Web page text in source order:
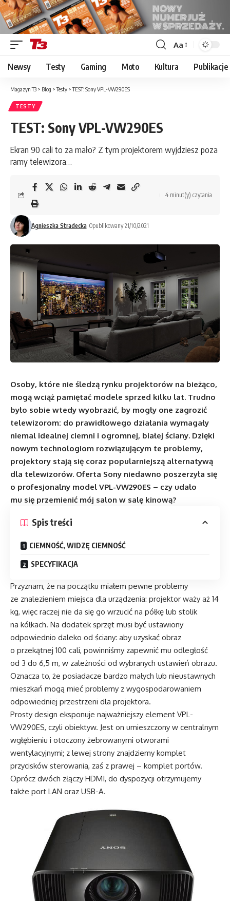
Font
Resizer
Aa
Newsy Testy Gaming Moto Kultura Publikacje
Magazyn T3 > Blog >Testy >TEST: Sony VPL-VW290ES
TESTY
TEST: Sony VPL-VW290ES
Ekran 90 cali to za mało? Z tym projektorem wyjdziesz poza
ramy telewizora…
Agnieszka Stradecka Opublikowany 21/10/2021
4 minut(y) czytania
Osoby, które nie śledzą rynku projektorów na bieżąco,
mogą wciąż pamiętać modele sprzed kilku lat. Trudno
było sobie wtedy wyobrazić, by mogły one zagrozić
telewizorom: do prawidłowego działania wymagały
niemal idealnej ciemni i ogromnej, białej ściany. Dzięki
nowym technologiom rozwiązującym te problemy,
projektory stają się coraz popularniejszą alternatywą
dla telewizorów. Oferta Sony niedawno poszerzyła się
o profesjonalny model VPL-VW290ES – czy udało
mu się przemienić mój salon w salę kinową?
Spis treści
CIEMNOŚĆ, WIDZĘ CIEMNOŚĆ
SPECYFIKACJA
Przyznam, że na początku miałem pewne problemy
ze znalezieniem miejsca dla urządzenia: projektor waży aż 14
kg, więc raczej nie da się go wrzucić na półkę lub stolik
na kółkach. Na dodatek sprzęt musi być ustawiony
odpowiednio daleko od ściany: aby uzyskać obraz
o przekątnej 100 cali, powinniśmy zapewnić mu odległość
od 3 do 6,5 m, w zależności od wybranych ustawień obrazu.
Oznacza to, że posiadacze bardzo małych lub nieustawnych
mieszkań mogą mieć problemy z wygospodarowaniem
odpowiedniej przestrzeni dla projektora.
Prosty design eksponuje najważniejszy element VPL-
VW290ES, czyli obiektyw. Jest on umieszczony w centralnym
wgłębieniu i otoczony żebrowanymi otworami
wentylacyjnymi; z lewej strony znajdziemy komplet
przycisków sterowania, zaś z prawej – komplet portów.
Oprócz dwóch złączy HDMI, do dyspozycji otrzymujemy
także port LAN oraz USB-A.